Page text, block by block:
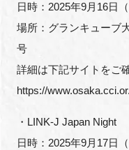
日時：2025年9月16日
場所：グランキューブ
号
詳細は下記サイトをご
https://
・LINK-J Japan Night
日時：2025年9月17日